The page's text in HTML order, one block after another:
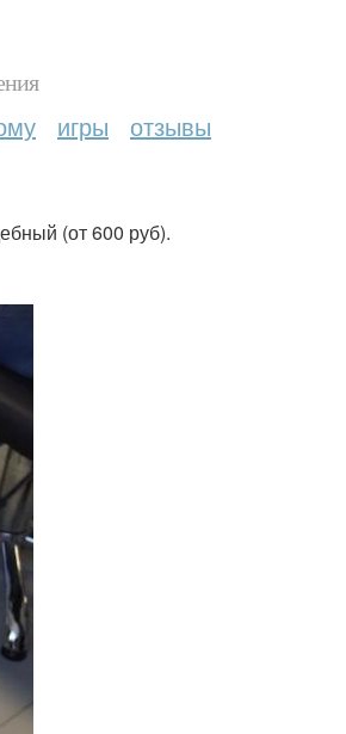
игры отзывы
(от 600 руб).